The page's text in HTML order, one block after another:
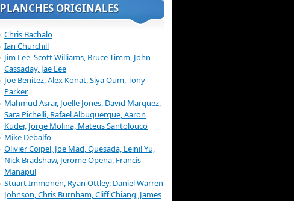
PLANCHES ORIGINALES
Chris Bachalo
Ian Churchill
Jim Lee, Scott Williams, Bruce Timm, John
Cassaday, Jae Lee
Joe Benitez, Alex Konat, Siya Oum, Tony
Parker
Mahmud Asrar, Joelle Jones, David Marquez,
Sara Pichelli, Rafael Albuquerque, Aaron
Kuder, Jorge Molina, Mateus Santolouco
Mike Debalfo
Olivier Coipel, Joe Mad, Quesada, Leinil Yu,
Nick Bradshaw, Jerome Opena, Francis
Manapul
Stuart Immonen, Ryan Ottley, Daniel Warren
Johnson, Chris Burnham, Cliff Chiang, James